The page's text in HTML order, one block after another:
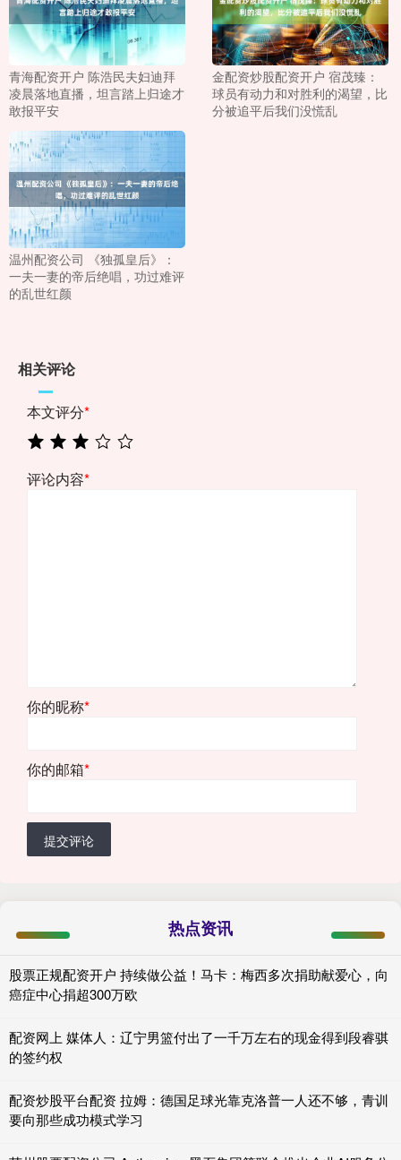
青海配资开户 陈浩民夫妇迪拜
凌晨落地直播，坦言踏上归途才
敢报平安
金配资炒股配资开户 宿茂臻：
球员有动力和对胜利的渴望，比
分被追平后我们没慌乱
温州配资公司 《独孤皇后》：
一夫一妻的帝后绝唱，功过难评
的乱世红颜
相关评论
本文评分*
评论内容*
你的昵称*
你的邮箱*
提交评论
热点资讯
股票正规配资开户 持续做公益！马卡：梅西多次捐助献爱心，向
癌症中心捐超300万欧
配资网上 媒体人：辽宁男篮付出了一千万左右的现金得到段睿骐
的签约权
配资炒股平台配资 拉姆：德国足球光靠克洛普一人还不够，青训
要向那些成功模式学习